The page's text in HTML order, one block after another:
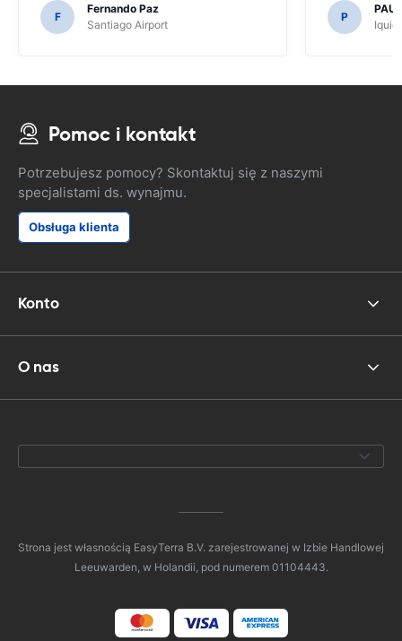
F
Fernando Paz
Santiago Airport
P
Pomoc i kontakt
Potrzebujesz pomocy? Skontaktuj się z naszymi
specjalistami ds. wynajmu.
Obsługa klienta
Konto
O nas
Strona jest własnością EasyTerra B.V. zarejestrowanej w Izbie Handlowej
Leeuwarden, w Holandii, pod numerem 01104443.